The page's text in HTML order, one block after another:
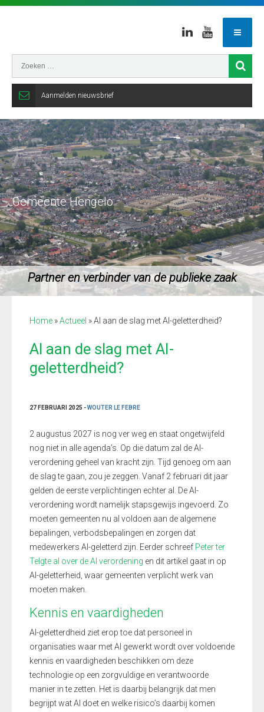
LinkedinYoutube
Aanmelden nieuwsbrief
Partner en verbinder van de publieke zaak
Gemeente Hengelo
Home »Actueel »Al aan de slag met AI-geletterdheid?
Al aan de slag met AI-
geletterdheid?
27 FEBRUARI 2025 -WOUTER LE FEBRE
2 augustus 2027 is nog ver weg en staat ongetwijfeld
nog niet in alle agenda’s. Op die datum zal de AI-
verordening geheel van kracht zijn. Tijd genoeg om aan
de slag te gaan, zou je zeggen. Vanaf 2 februari dit jaar
gelden de eerste verplichtingen echter al. De AI-
verordening wordt namelijk stapsgewijs ingevoerd. Zo
moeten gemeenten nu al voldoen aan de algemene
bepalingen, verbodsbepalingen en zorgen dat
medewerkers AI-geletterd zijn. Eerder schreef Peter ter
Telgte al over de AI verordening en dit artikel gaat in op
AI-geletterheid, waar gemeenten verplicht werk van
moeten maken.
Kennis en vaardigheden
AI-geletterdheid ziet erop toe dat personeel in
organisaties waar met AI gewerkt wordt over voldoende
kennis en vaardigheden beschikken om deze
technologie op een zorgvuldige en verantwoorde
manier in te zetten. Het is daarbij belangrijk dat men
begrijpt wat AI doet en welke risico’s daarbij komen